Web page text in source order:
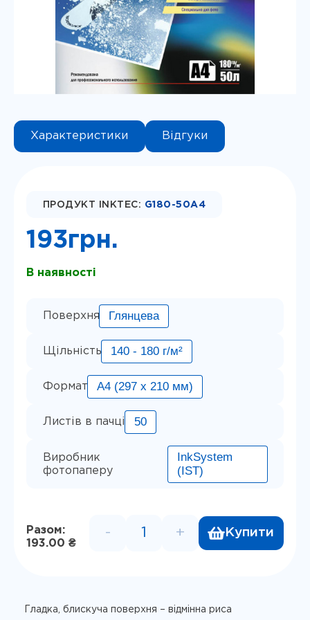
Telegram Viber
Характеристики Відгуки
ПРОДУКТ INKTEC: G180-50A4
193грн.
В наявності
Поверхня Глянцева
Щільність 140 - 180 г/м²
Формат А4 (297 x 210 мм)
Листів в пачці 50
Виробник
фотопаперу
InkSystem
(IST)
Разом:
193.00 ₴
Фотопапір глянець
- + Купити
Гладка, блискуча поверхня – відмінна риса